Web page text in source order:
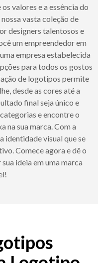
valores e a essência do
vasta coleção de
designers talentosos e
um empreendedor em
empresa estabelecida
para todos os gostos
de logotipos permite
desde as cores até a
final seja único e
e encontre o
na sua marca. Com a
identidade visual que se
Comece agora e dê o
ideia em uma marca